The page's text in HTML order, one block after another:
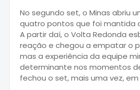
No segundo set, o Minas abriu
quatro pontos que foi mantida
A partir daí, o Volta Redonda
reação e chegou a empatar o
mas a experiência da equipe
determinante nos momentos
fechou o set, mais uma vez, em